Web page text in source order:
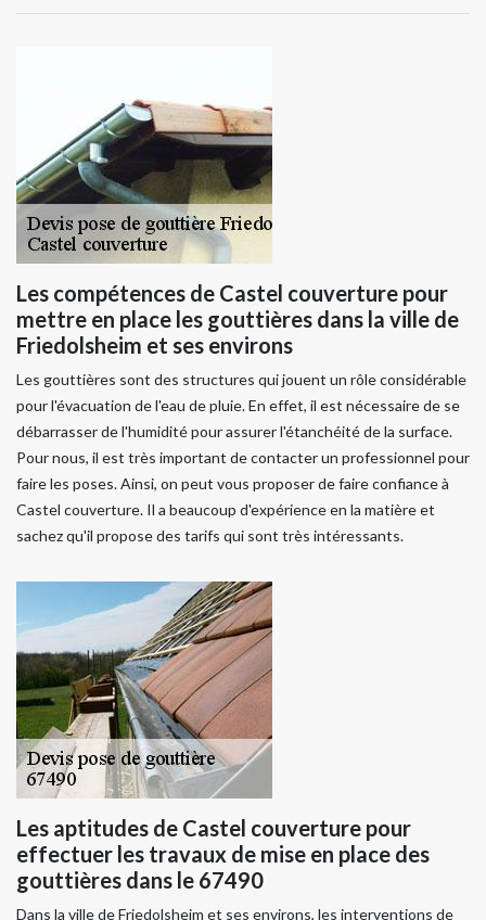
Les compétences de Castel couverture pour
mettre en place les gouttières dans la ville de
Friedolsheim et ses environs
Les gouttières sont des structures qui jouent un rôle considérable
pour l'évacuation de l'eau de pluie. En effet, il est nécessaire de se
débarrasser de l'humidité pour assurer l'étanchéité de la surface.
Pour nous, il est très important de contacter un professionnel pour
faire les poses. Ainsi, on peut vous proposer de faire confiance à
Castel couverture. Il a beaucoup d'expérience en la matière et
sachez qu'il propose des tarifs qui sont très intéressants.
Les aptitudes de Castel couverture pour
effectuer les travaux de mise en place des
gouttières dans le 67490
Dans la ville de Friedolsheim et ses environs, les interventions de